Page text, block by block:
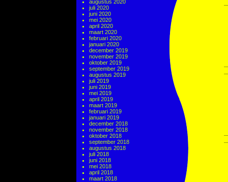
augustus 2020
juli 2020
juni 2020
mei 2020
april 2020
maart 2020
februari 2020
januari 2020
december 2019
november 2019
oktober 2019
september 2019
augustus 2019
juli 2019
juni 2019
mei 2019
april 2019
maart 2019
februari 2019
januari 2019
december 2018
november 2018
oktober 2018
september 2018
augustus 2018
juli 2018
juni 2018
mei 2018
april 2018
maart 2018